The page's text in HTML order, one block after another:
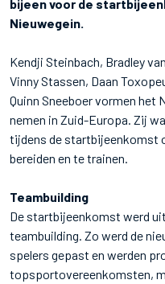
bijeen voor de
Nieuwegein.
Kendji Steinbach, Bradley
Vinny Stassen, Daan
Quinn Sneeboer vormen het
nemen in Zuid-Europa. Zij
tijdens de startbijeenkomst
bereiden en te trainen.
Teambuilding
De startbijeenkomst werd
teambuilding. Zo werd de
spelers gepast en werden
topsportovereenkomsten,